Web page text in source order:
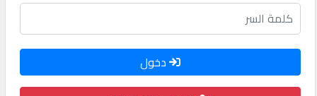
كيو
ماركت
الدليل
دخول